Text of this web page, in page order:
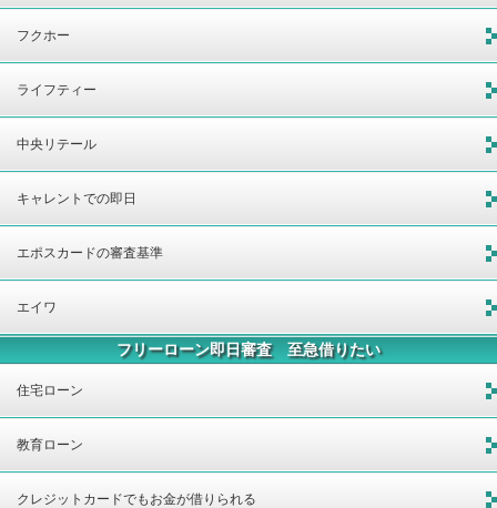
フクホー
ライフティー
中央リテール
キャレントでの即日
エポスカードの審査基準
エイワ
フリーローン即日審査 至急借りたい
住宅ローン
教育ローン
クレジットカードでもお金が借りられる